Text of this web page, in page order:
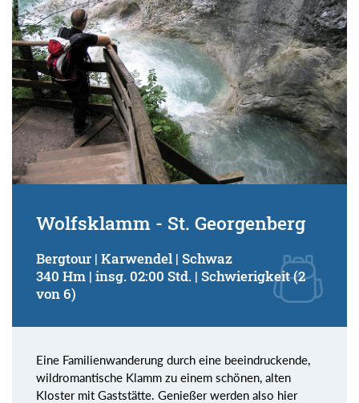
Wolfsklamm - St. Georgenberg
Bergtour | Karwendel | Schwaz
340 Hm | insg. 02:00 Std. | Schwierigkeit (2
von 6)
Eine Familienwanderung durch eine beeindruckende,
wildromantische Klamm zu einem schönen, alten
Kloster mit Gaststätte. Genießer werden also hier